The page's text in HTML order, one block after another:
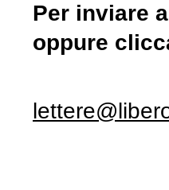
Per inviare a
oppure